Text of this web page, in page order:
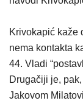
Krivokapić kaže
nema kontakta
44. Vladi
Drugačiji je,
Jakovom